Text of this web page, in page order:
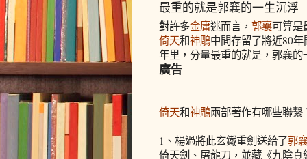
最重的就是郭襄的一生沉浮
對許多金庸迷而言， 郭襄可算是
倚天和神鵰中間存留了將近80
年里，分量最重的就是，郭襄的
廣告
倚天和神鵰兩部著作有哪些聯繫
1、楊過將此玄鐵重劍送給了郭
倚天劍、屠龍刀，並藏《九陰